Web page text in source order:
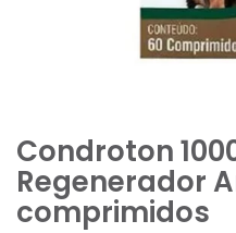
Condroton
Regenerador
comprimidos